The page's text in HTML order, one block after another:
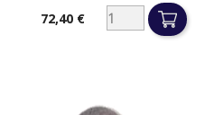
72,40 €